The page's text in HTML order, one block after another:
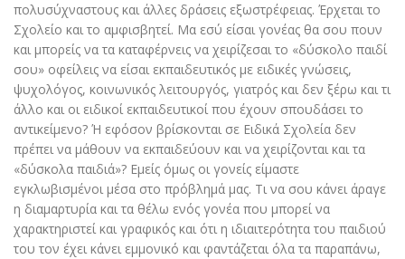
πολυσύχναστους και άλλες δράσεις εξωστρέφειας. Έρχεται το
Σχολείο και το αμφισβητεί. Μα εσύ είσαι γονέας θα σου πουν
και µπορείς να τα καταφέρνεις να χειρίζεσαι το «δύσκολο παιδί
σου» οφείλεις να είσαι εκπαιδευτικός µε ειδικές γνώσεις,
ψυχολόγος, κοινωνικός λειτουργός, γιατρός και δεν ξέρω και τι
άλλο και οι ειδικοί εκπαιδευτικοί που έχουν σπουδάσει το
αντικείµενο? Ή εφόσον βρίσκονται σε Ειδικά Σχολεία δεν
πρέπει να μάθουν να εκπαιδεύουν και να χειρίζονται και τα
«δύσκολα παιδιά»? Εμείς όµως οι γονείς είμαστε
εγκλωβισμένοι µέσα στο πρόβλημά µας. Τι να σου κάνει άραγε
η διαμαρτυρία και τα θέλω ενός γονέα που µπορεί να
χαρακτηριστεί και γραφικός και ότι η ιδιαιτερότητα του παιδιού
του τον έχει κάνει εμμονικό και φαντάζεται όλα τα παραπάνω,